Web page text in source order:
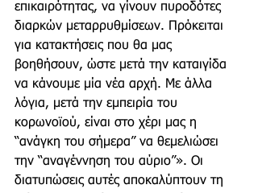
επικαιρότητας, να γίνουν πυροδότες
διαρκών μεταρρυθμίσεων. Πρόκειται
για κατακτήσεις που θα μας
βοηθήσουν, ώστε μετά την καταιγίδα
να κάνουμε μία νέα αρχή. Με άλλα
λόγια, μετά την εμπειρία του
κορωνοϊού, είναι στο χέρι μας η
“ανάγκη του σήμερα” να θεμελιώσει
την “αναγέννηση του αύριο”». Οι
διατυπώσεις αυτές αποκαλύπτουν τη